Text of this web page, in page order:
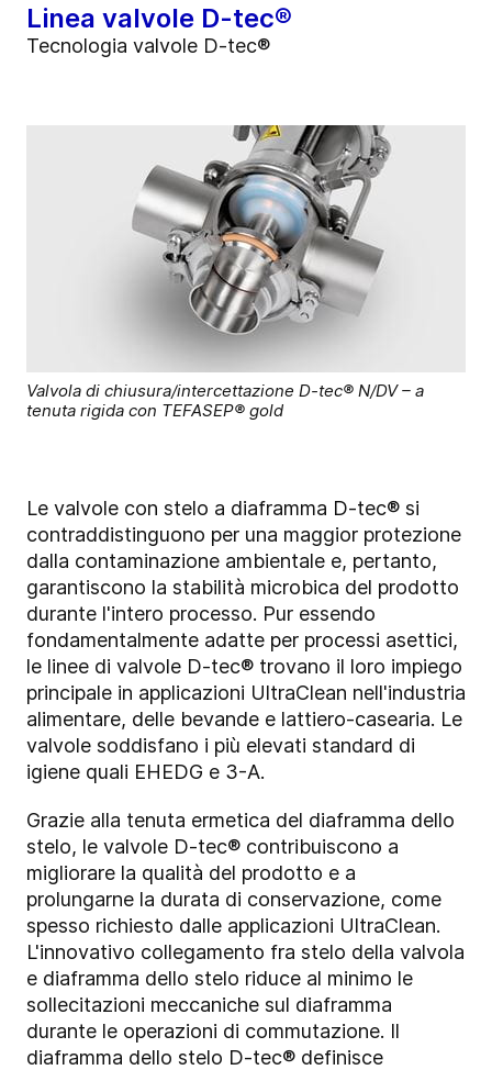
Linea valvole D-tec®
Tecnologia valvole D-tec®
Valvola di chiusura/intercettazione D-tec® N/DV – a
tenuta rigida con TEFASEP® gold
Le valvole con stelo a diaframma D-tec® si
contraddistinguono per una maggior protezione
dalla contaminazione ambientale e, pertanto,
garantiscono la stabilità microbica del prodotto
durante l'intero processo. Pur essendo
fondamentalmente adatte per processi asettici,
le linee di valvole D-tec® trovano il loro impiego
principale in applicazioni UltraClean nell'industria
alimentare, delle bevande e lattiero-casearia. Le
valvole soddisfano i più elevati standard di
igiene quali EHEDG e 3-A.
Grazie alla tenuta ermetica del diaframma dello
stelo, le valvole D-tec® contribuiscono a
migliorare la qualità del prodotto e a
prolungarne la durata di conservazione, come
spesso richiesto dalle applicazioni UltraClean.
L'innovativo collegamento fra stelo della valvola
e diaframma dello stelo riduce al minimo le
sollecitazioni meccaniche sul diaframma
durante le operazioni di commutazione. Il
diaframma dello stelo D-tec® definisce